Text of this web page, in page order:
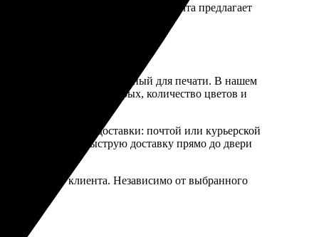
обслуживание. ФотоПочта предлагает
по-настоящему особенным.
и тип материала, выбранный для печати. В нашем
сырья. Во-вторых, количество цветов и
варианты доставки: почтой или курьерской
предлагает быструю доставку прямо до двери
каждого клиента. Независимо от выбранного